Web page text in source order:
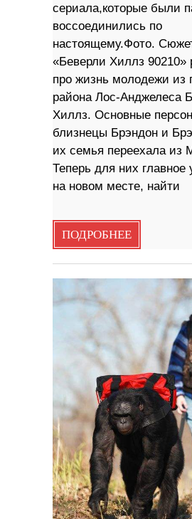
сериала,которые были
воссоединились по
настоящему.Фото.
«Беверли Хиллз 90210»
про жизнь молодежи из
района Лос-Анджелеса
Хиллз. Основные
близнецы Брэндон и
их семья переехала из
Теперь для них главное
на новом месте, найти
ПОДРОБНЕЕ